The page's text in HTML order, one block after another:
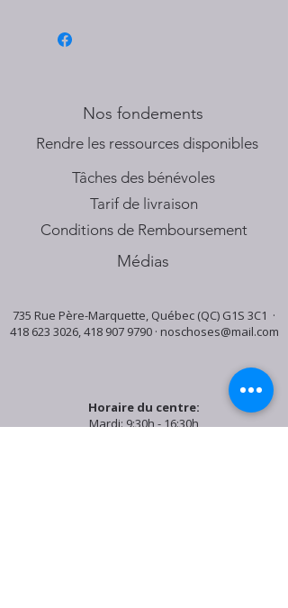
Nos fondements
​Rendre les ressources disponibles
Tâches des bénévoles
Tarif de livraison
Conditions de Remboursement
Médias
735 Rue Père-Marquette, Québec (QC) G1S 3C1 ·
418 623 3026,418 907 9790· noschoses@mail.com
Horaire du centre:
Mardi: 9:30h - 16:30h